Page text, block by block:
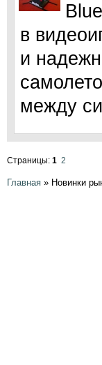
в
и
между
Страницы: 1 2
Главная » Новинки